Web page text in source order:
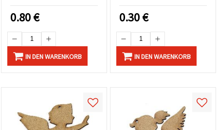
0.80€
IN DEN WARENKORB
0.30€
IN DEN WARENKORB